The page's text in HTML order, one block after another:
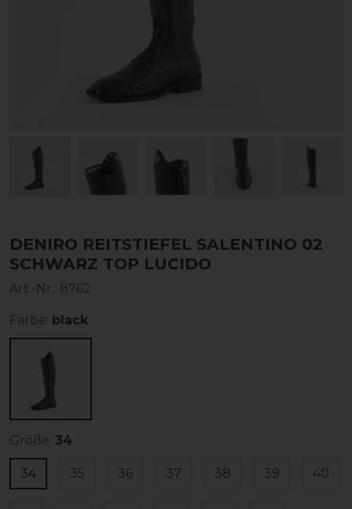
DENIRO REITSTIEFEL SALENTINO 02
SCHWARZ TOP LUCIDO
Art.-Nr.: 8762
Farbe: black
Größe: 34
34 35 36 37 38 39 40